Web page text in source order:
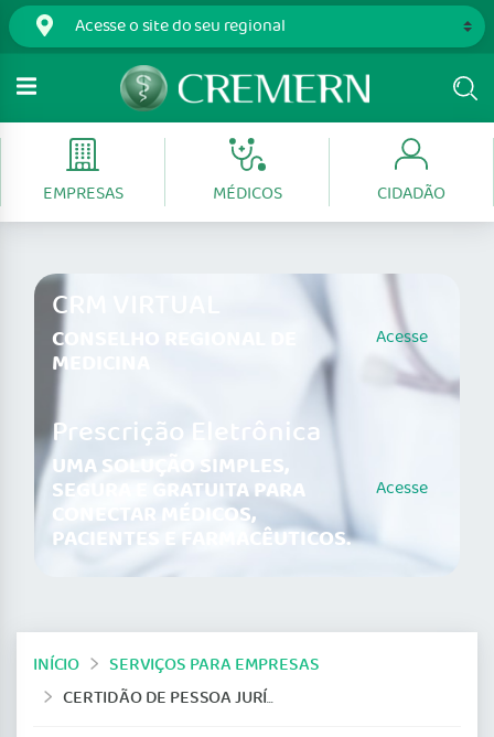
EMPRESAS MÉDICOS CIDADÃO
CRM VIRTUAL
CONSELHO REGIONAL DE
MEDICINA
Acesse
Prescrição Eletrônica
UMA SOLUÇÃO SIMPLES,
SEGURA E GRATUITA PARA
CONECTAR MÉDICOS,
PACIENTES E FARMACÊUTICOS.
Acesse
INÍCIO
SERVIÇOS PARA EMPRESAS
CERTIDÃO DE PESSOA JURÍDICA